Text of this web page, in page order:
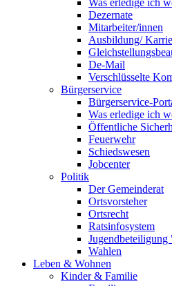
Was erledige ich
Dezernate
Mitarbeiter/innen
Ausbildung/
De-Mail
Verschlüsselte
Bürgerservice
Bürgerservice-
Was erledige ich
Öffentliche
Feuerwehr
Schiedswesen
Jobcenter
Politik
Der Gemeinderat
Ortsvorsteher
Ortsrecht
Ratsinfosystem
Wahlen
Leben & Wohnen
Kinder & Familie